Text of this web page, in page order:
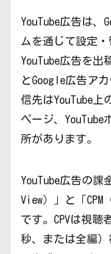
YouTube広告は、
ムを通じて設定・
YouTube広告を出
とGoogle広告ア
信先はYouTube上
ページ、YouTube
所があります。
YouTube広告の課
View）」と「
です。CPVは視聴
秒、または全編